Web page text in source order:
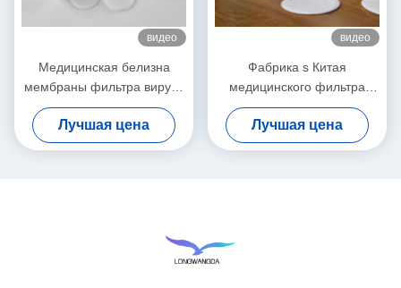
видео
Медицинская белизна
мембраны фильтра вируса
HME бактериальная
Лучшая цена
видео
Фабрика s Китая
медицинского фильтра
HEPA „, вирусы BEF 99,99%
бактериальные фильтрует
Лучшая цена